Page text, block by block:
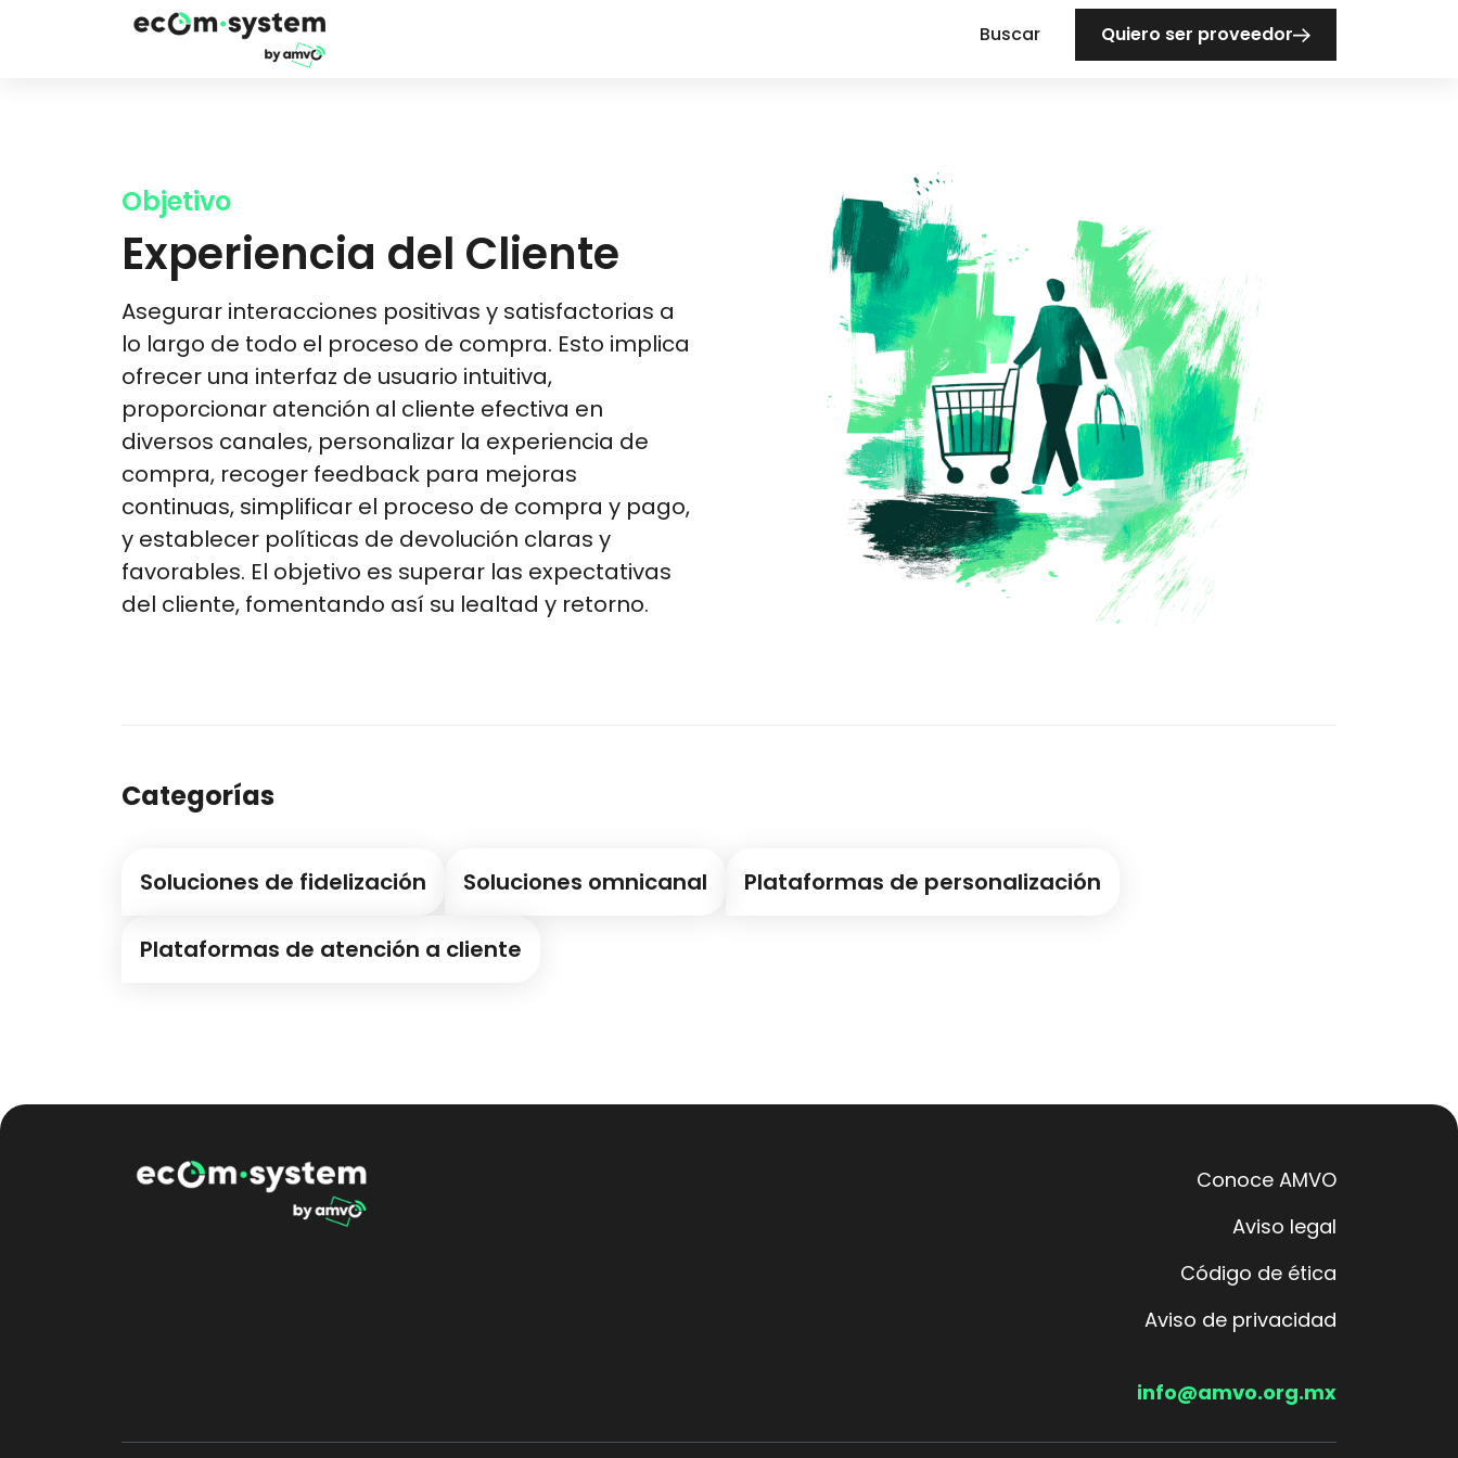
Buscar Quiero ser proveedor
Objetivo
Experiencia del Cliente
Asegurar interacciones positivas y satisfactorias a
lo largo de todo el proceso de compra. Esto implica
ofrecer una interfaz de usuario intuitiva,
proporcionar atención al cliente efectiva en
diversos canales, personalizar la experiencia de
compra, recoger feedback para mejoras
continuas, simplificar el proceso de compra y pago,
y establecer políticas de devolución claras y
favorables. El objetivo es superar las expectativas
del cliente, fomentando así su lealtad y retorno.
Categorías
Soluciones de fidelización Soluciones omnicanal Plataformas de personalización
Plataformas de atención a cliente
Conoce AMVO
Aviso legal
Código de ética
Aviso de privacidad
info@amvo.org.mx